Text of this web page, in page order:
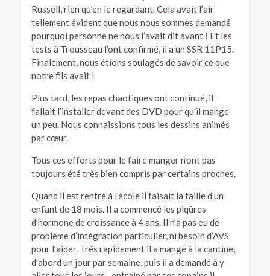
Russell, rien qu’en le regardant. Cela avait l’air
tellement évident que nous nous sommes demandé
pourquoi personne ne nous l’avait dit avant ! Et les
tests à Trousseau l’ont confirmé, il a un SSR 11P15.
Finalement, nous étions soulagés de savoir ce que
notre fils avait !
Plus tard, les repas chaotiques ont continué, il
fallait l’installer devant des DVD pour qu’il mange
un peu. Nous connaissions tous les dessins animés
par cœur.
Tous ces efforts pour le faire manger n’ont pas
toujours été très bien compris par certains proches.
Quand il est rentré à l’école il faisait la taille d’un
enfant de 18 mois. Il a commencé les piqûres
d’hormone de croissance à 4 ans. Il n’a pas eu de
problème d’intégration particulier, ni besoin d’AVS
pour l’aider. Très rapidement il a mangé à la cantine,
d’abord un jour par semaine, puis il a demandé à y